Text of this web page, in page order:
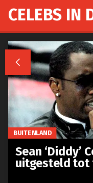
CELEBS IN

BUITENLAND
Sean ‘Diddy’
uitgesteld tot